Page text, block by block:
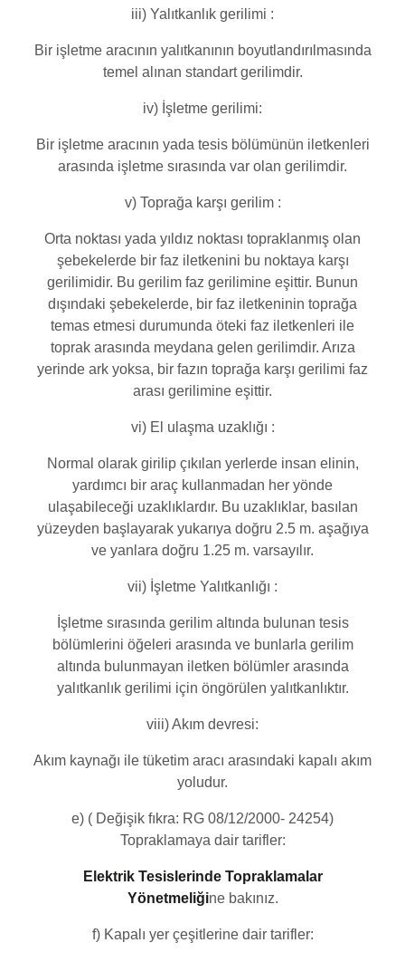
iii) Yalıtkanlık gerilimi :
Bir işletme aracının yalıtkanının boyutlandırılmasında
temel alınan standart gerilimdir.
iv) İşletme gerilimi:
Bir işletme aracının yada tesis bölümünün iletkenleri
arasında işletme sırasında var olan gerilimdir.
v) Toprağa karşı gerilim :
Orta noktası yada yıldız noktası topraklanmış olan
şebekelerde bir faz iletkenini bu noktaya karşı
gerilimidir. Bu gerilim faz gerilimine eşittir. Bunun
dışındaki şebekelerde, bir faz iletkeninin toprağa
temas etmesi durumunda öteki faz iletkenleri ile
toprak arasında meydana gelen gerilimdir. Arıza
yerinde ark yoksa, bir fazın toprağa karşı gerilimi faz
arası gerilimine eşittir.
vi) El ulaşma uzaklığı :
Normal olarak girilip çıkılan yerlerde insan elinin,
yardımcı bir araç kullanmadan her yönde
ulaşabileceği uzaklıklardır. Bu uzaklıklar, basılan
yüzeyden başlayarak yukarıya doğru 2.5 m. aşağıya
ve yanlara doğru 1.25 m. varsayılır.
vii) İşletme Yalıtkanlığı :
İşletme sırasında gerilim altında bulunan tesis
bölümlerini öğeleri arasında ve bunlarla gerilim
altında bulunmayan iletken bölümler arasında
yalıtkanlık gerilimi için öngörülen yalıtkanlıktır.
viii) Akım devresi:
Akım kaynağı ile tüketim aracı arasındaki kapalı akım
yoludur.
e) ( Değişik fıkra: RG 08/12/2000- 24254)
Topraklamaya dair tarifler:
Elektrik Tesislerinde Topraklamalar
Yönetmeliğine bakınız.
f) Kapalı yer çeşitlerine dair tarifler: